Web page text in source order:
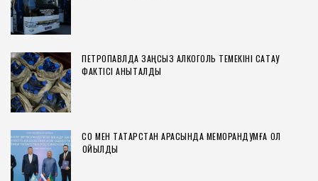
ПЕТРОПАВЛДА ЗАҢСЫЗ АЛКОГОЛЬ ТЕМЕКІНІ САҚТАУ
ФАКТІСІ АНЫҚТАЛДЫ
СҚО МЕН ТАТАРСТАН АРАСЫНДА МЕМОРАНДУМҒА ҚОЛ
ҚОЙЫЛДЫ